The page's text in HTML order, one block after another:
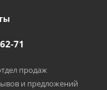
71
продаж
и предложений